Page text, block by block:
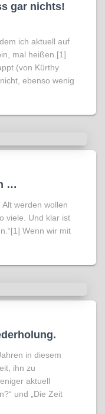
gar nichts!
ich aktuell auf
mal heißen.[1]
(von Kürthy
ebenso wenig
…
werden wollen
viele. Und klar ist
Wenn wir mit
in diesem
ihn zu
aktuell
und „Die Zeit